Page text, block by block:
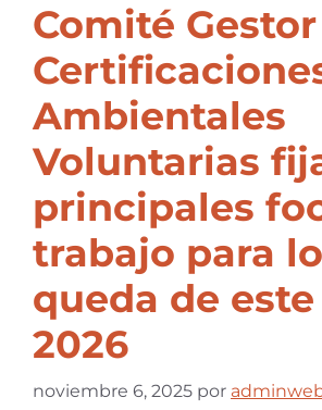
Comité
Ambientales
Voluntarias
principales
trabajo para
queda de
2026
noviembre 6, 2025 por